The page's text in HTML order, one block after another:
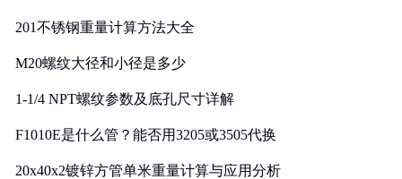
201不锈钢重量计算方法大全
M20螺纹大径和小径是多少
1-1/4 NPT螺纹参数及底孔尺寸详解
F1010E是什么管？能否用3205或3505代换
20x40x2镀锌方管单米重量计算与应用分析